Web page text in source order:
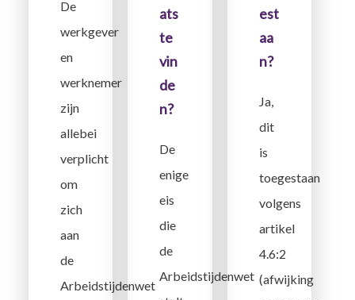
De
werkgever
en
werknemer
zijn
allebei
verplicht
om
zich
aan
de
Arbeidstijdenwet
ats
te
vin
de
n?
De
enige
eis
die
de
Arbeidstijdenwet
est
aa
n?
Ja,
dit
is
toegestaan
volgens
artikel
4.6:2
(afwijking